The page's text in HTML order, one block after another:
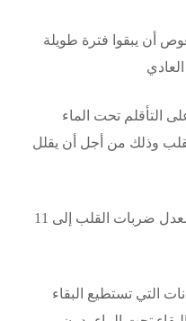
أن يبقوا فترة طويلة
التأقلم تحت الماء
وذلك من أجل أن يقلل
وجد أنه عند الغواصين قد تصل معدل ضربات القلب إلى 11
التي تستطيع البقاء